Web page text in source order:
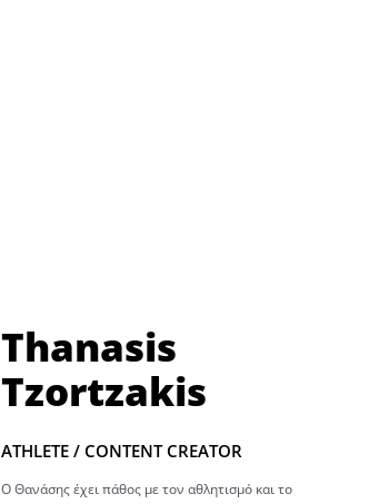
Thanasis
Tzortzakis
ATHLETE / CONTENT CREATOR
Ο Θανάσης έχει πάθος με τον αθλητισμό και το